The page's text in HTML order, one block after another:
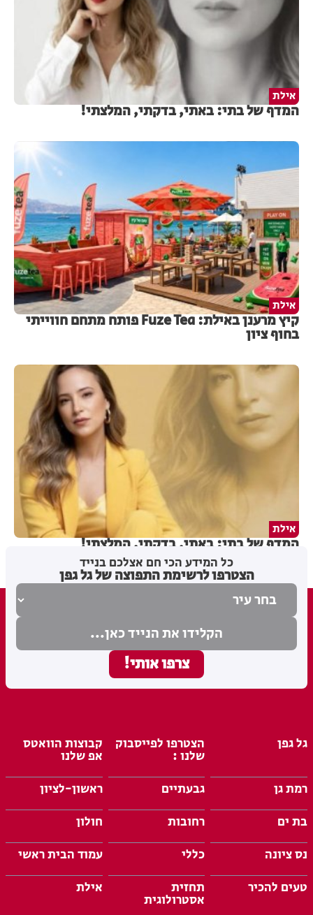
אילת
המדף של בתי: באתי, בדקתי, המלצתי!
אילת
קיץ מרענן באילת: Fuze Tea פותח מתחם חווייתי
בחוף ציון
אילת
המדף של בתי: באתי, בדקתי, המלצתי!
כל המידע הכי חם אצלכם בנייד
הצטרפו לרשימת התפוצה של גל גפן
גל גפן הצטרפו לפייסבוק
שלנו :
קבוצות הוואטס
אפ שלנו
רמת גן
גבעתיים
ראשון-לציון
בת ים
רחובות
חולון
נס ציונה
כללי
עמוד הבית ראשי
טעים להכיר
תחזית
אסטרולוגית
אילת